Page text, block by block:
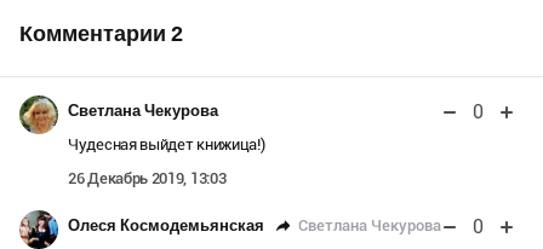
Комментарии 2
Светлана Чекурова 0
Чудесная выйдет книжица!)
26 Декабрь 2019, 13:03
Олеся Космодемьянская Светлана Чекурова 0